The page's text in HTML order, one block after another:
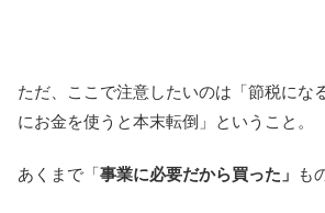
ただ、ここで注意したいのは「節税にな
にお金を使うと本末転倒」ということ。
あくまで「事業に必要だから買った」 も